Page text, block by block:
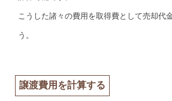
こうした諸々の費用を取得費として売却代
う。
譲渡費用を計算する